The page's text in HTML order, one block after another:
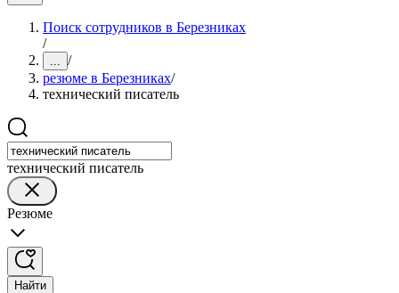
Поиск сотрудников в Березниках
/
... /
резюме в Березниках/
технический писатель
технический писатель
Резюме
Найти